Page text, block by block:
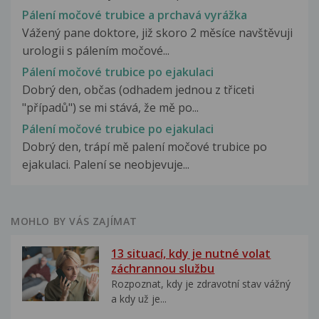
Pálení močové trubice a prchavá vyrážka
Vážený pane doktore, již skoro 2 měsíce navštěvuji
urologii s pálením močové...
Pálení močové trubice po ejakulaci
Dobrý den, občas (odhadem jednou z třiceti
"případů") se mi stává, že mě po...
Pálení močové trubice po ejakulaci
Dobrý den, trápí mě palení močové trubice po
ejakulaci. Palení se neobjevuje...
MOHLO BY VÁS ZAJÍMAT
13 situací, kdy je nutné volat
záchrannou službu
Rozpoznat, kdy je zdravotní stav vážný
a kdy už je...